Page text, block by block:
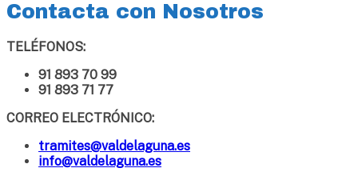
Contacta con Nosotros
TELÉFONOS:
91 893 70 99
91 893 71 77
CORREO ELECTRÓNICO:
tramites@valdelaguna.es
info@valdelaguna.es